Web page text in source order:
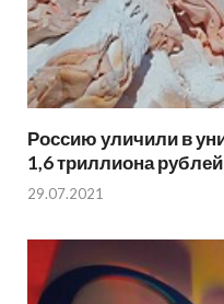
Россию уличили в
1,6 триллиона рублей
29.07.2021